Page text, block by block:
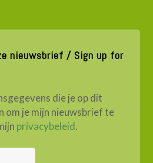
nieuwsbrief / Sign up for
die je op dit
om je mijn nieuwsbrief te
privacybeleid.